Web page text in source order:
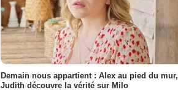
Demain nous appartient : Alex au pied du mur,
Judith découvre la vérité sur Milo